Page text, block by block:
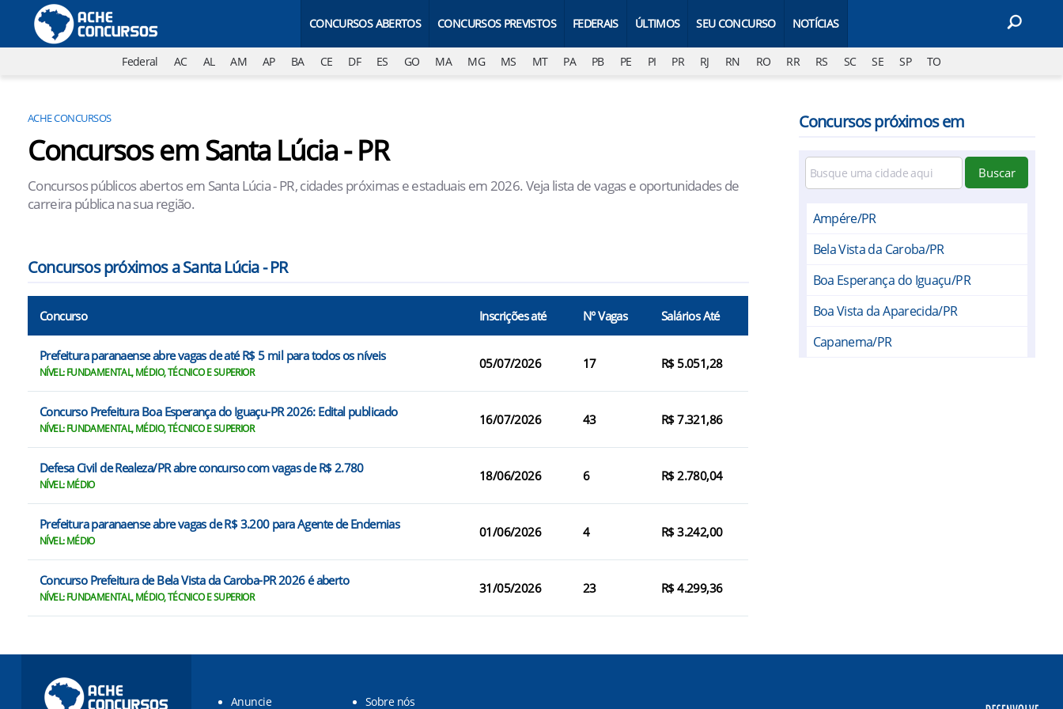
CONCURSOS ABERTOS CONCURSOS PREVISTOS FEDERAIS ÚLTIMOS SEU CONCURSO NOTÍCIAS
Federal AC AL AM AP BA CE DF ES GO MA MG MS MT PA PB PE PI PR RJ RN RO RR RS SC SE SP TO
ACHE CONCURSOS
Concursos em Santa Lúcia - PR
Concursos públicos abertos em Santa Lúcia - PR, cidades próximas e estaduais em 2026. Veja lista de vagas e oportunidades de
carreira pública na sua região.
Concursos próximos a Santa Lúcia - PR
Concurso Inscrições até N° Vagas Salários Até
Prefeitura paranaense abre vagas de até R$ 5 mil para todos os níveis
NÍVEL: FUNDAMENTAL, MÉDIO, TÉCNICO E SUPERIOR
05/07/2026 17 R$ 5.051,28
Concurso Prefeitura Boa Esperança do Iguaçu-PR 2026: Edital publicado
NÍVEL: FUNDAMENTAL, MÉDIO, TÉCNICO E SUPERIOR
16/07/2026 43 R$ 7.321,86
Defesa Civil de Realeza/PR abre concurso com vagas de R$ 2.780
NÍVEL: MÉDIO
18/06/2026 6 R$ 2.780,04
Prefeitura paranaense abre vagas de R$ 3.200 para Agente de Endemias
NÍVEL: MÉDIO
01/06/2026 4 R$ 3.242,00
Concurso Prefeitura de Bela Vista da Caroba-PR 2026 é aberto
NÍVEL: FUNDAMENTAL, MÉDIO, TÉCNICO E SUPERIOR
31/05/2026 23 R$ 4.299,36
Concursos próximos em
Buscar
Ampére/PR
Bela Vista da Caroba/PR
Boa Esperança do Iguaçu/PR
Boa Vista da Aparecida/PR
Capanema/PR
Pérola d`Oeste/PR
Anuncie Sobre nós